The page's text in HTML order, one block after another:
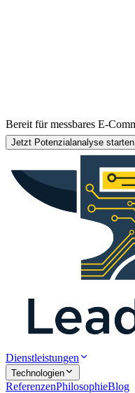
Bereit für messbares E-
Jetzt Potenzialanalyse
Dienstleistungen
Technologien
ReferenzenPhilosophieBlog